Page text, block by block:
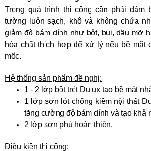
Trong quá trình thi công cần phải đảm
tường luôn sạch, khô và không chứa
giảm độ bám dính như bột, bụi, dầu mỡ
hóa chất thích hợp để xử lý nếu bề mặt
mốc.
Hệ thống sản phẩm đề nghị:
1 - 2 lớp bột trét Dulux tạo bề mặt
1 lớp sơn lót chống kiềm nội thất
tăng cường độ bám dính và tạo khả
2 lớp sơn phủ hoàn thiện.
Điều kiện thi công: